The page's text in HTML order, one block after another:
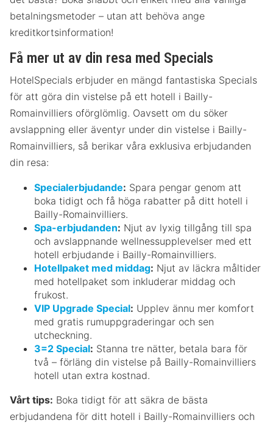
betalningsmetoder – utan att behöva ange
kreditkortsinformation!
Få mer ut av din resa med Specials
HotelSpecials erbjuder en mängd fantastiska Specials
för att göra din vistelse på ett hotell i Bailly-
Romainvilliers oförglömlig. Oavsett om du söker
avslappning eller äventyr under din vistelse i Bailly-
Romainvilliers, så berikar våra exklusiva erbjudanden
din resa:
Specialerbjudande: Spara pengar genom att
boka tidigt och få höga rabatter på ditt hotell i
Bailly-Romainvilliers.
Spa-erbjudanden: Njut av lyxig tillgång till spa
och avslappnande wellnessupplevelser med ett
hotell erbjudande i Bailly-Romainvilliers.
Hotellpaket med middag: Njut av läckra måltider
med hotellpaket som inkluderar middag och
frukost.
VIP Upgrade Special: Upplev ännu mer komfort
med gratis rumuppgraderingar och sen
utcheckning.
3=2 Special: Stanna tre nätter, betala bara för
två – förläng din vistelse på Bailly-Romainvilliers
hotell utan extra kostnad.
Vårt tips: Boka tidigt för att säkra de bästa
erbjudandena för ditt hotell i Bailly-Romainvilliers och